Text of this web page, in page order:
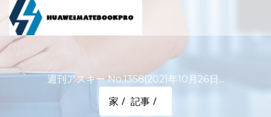
週刊アスキー No.1358(2021年10月26日...
家 記事